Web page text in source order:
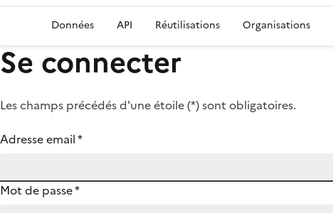
Données API Réutilisations Organisations
Se connecter
Les champs précédés d'une étoile (*) sont obligatoires.
Adresse email*
Mot de passe*